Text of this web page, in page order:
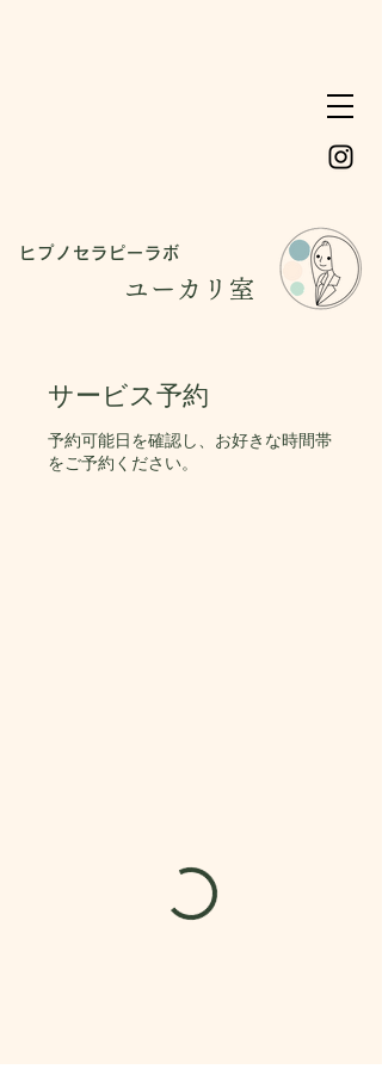
ヒプノセラピーラボ
ユーカリ室
サービス予約
予約可能日を確認し、お好きな時間帯
をご予約ください。